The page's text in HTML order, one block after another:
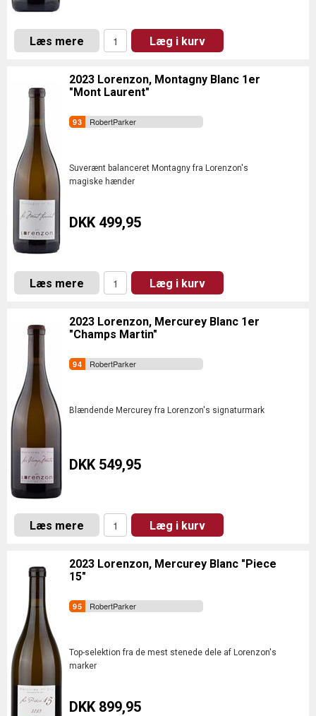
Læs mere Læg i kurv
2023 Lorenzon, Montagny Blanc 1er
"Mont Laurent"
RobertParker
Suverænt balanceret Montagny fra Lorenzon's
magiske hænder
DKK 499,95
Læs mere Læg i kurv
2023 Lorenzon, Mercurey Blanc 1er
"Champs Martin"
RobertParker
Blændende Mercurey fra Lorenzon's signaturmark
DKK 549,95
Læs mere Læg i kurv
2023 Lorenzon, Mercurey Blanc "Piece
15"
RobertParker
Top-selektion fra de mest stenede dele af Lorenzon's
marker
DKK 899,95